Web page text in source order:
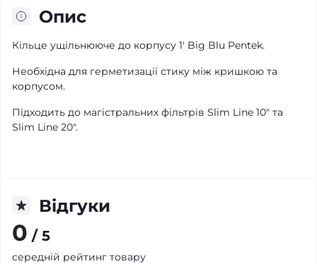
Опис
Кільце ущільнююче до корпусу 1' Big Blu Pentek.
Необхідна для герметизації стику між кришкою та
корпусом.
Підходить до магістральних фільтрів Slim Line 10" та
Slim Line 20".
Відгуки
0 / 5
середній рейтинг товару